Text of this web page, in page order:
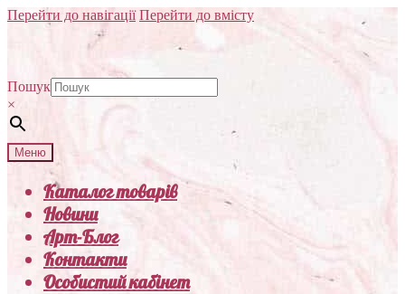
Перейти до навігації Перейти до вмісту
Пошук
×
Меню
Каталог товарів
Новини
Арт-Блог
Контакти
Особистий кабінет